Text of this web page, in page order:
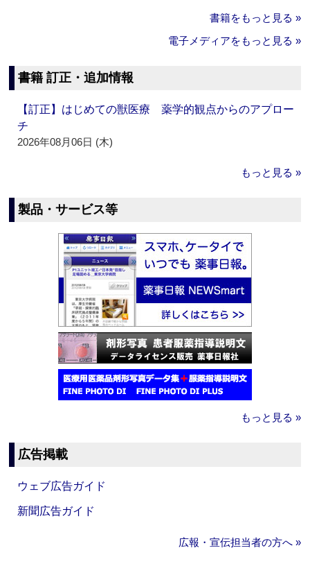
書籍をもっと見る »
電子メディアをもっと見る »
書籍 訂正・追加情報
【訂正】はじめての獣医療 薬学的観点からのアプロー
チ
2026年08月06日 (木)
もっと見る »
製品・サービス等
もっと見る »
広告掲載
ウェブ広告ガイド
新聞広告ガイド
広報・宣伝担当者の方へ »